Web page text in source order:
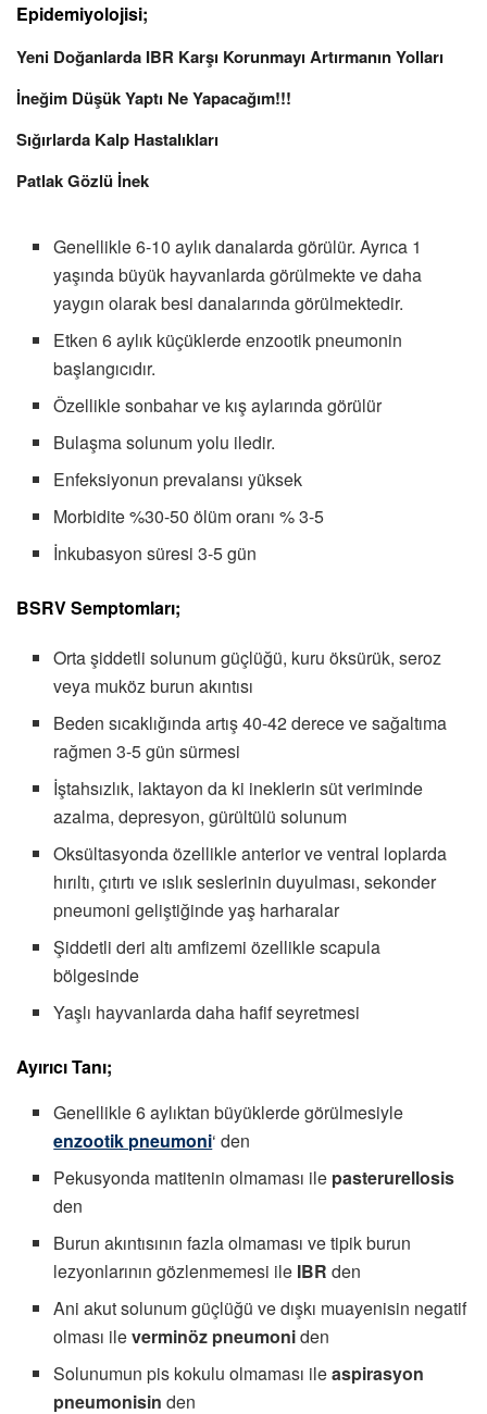
Epidemiyolojisi;
Yeni Doğanlarda IBR Karşı Korunmayı Artırmanın Yolları
İneğim Düşük Yaptı Ne Yapacağım!!!
Sığırlarda Kalp Hastalıkları
Patlak Gözlü İnek
Genellikle 6-10 aylık danalarda görülür. Ayrıca 1
yaşında büyük hayvanlarda görülmekte ve daha
yaygın olarak besi danalarında görülmektedir.
Etken 6 aylık küçüklerde enzootik pneumonin
başlangıcıdır.
Özellikle sonbahar ve kış aylarında görülür
Bulaşma solunum yolu iledir.
Enfeksiyonun prevalansı yüksek
Morbidite %30-50 ölüm oranı % 3-5
İnkubasyon süresi 3-5 gün
BSRV Semptomları;
Orta şiddetli solunum güçlüğü, kuru öksürük, seroz
veya muköz burun akıntısı
Beden sıcaklığında artış 40-42 derece ve sağaltıma
rağmen 3-5 gün sürmesi
İştahsızlık, laktayon da ki ineklerin süt veriminde
azalma, depresyon, gürültülü solunum
Oksültasyonda özellikle anterior ve ventral loplarda
hırıltı, çıtırtı ve ıslık seslerinin duyulması, sekonder
pneumoni geliştiğinde yaş harharalar
Şiddetli deri altı amfizemi özellikle scapula
bölgesinde
Yaşlı hayvanlarda daha hafif seyretmesi
Ayırıcı Tanı;
Genellikle 6 aylıktan büyüklerde görülmesiyle
enzootik pneumoni‘ den
Pekusyonda matitenin olmaması ile pasterurellosis
den
Burun akıntısının fazla olmaması ve tipik burun
lezyonlarının gözlenmemesi ile IBR den
Ani akut solunum güçlüğü ve dışkı muayenisin negatif
olması ileverminöz pneumoniden
Solunumun pis kokulu olmaması ileaspirasyon
pneumonisin den